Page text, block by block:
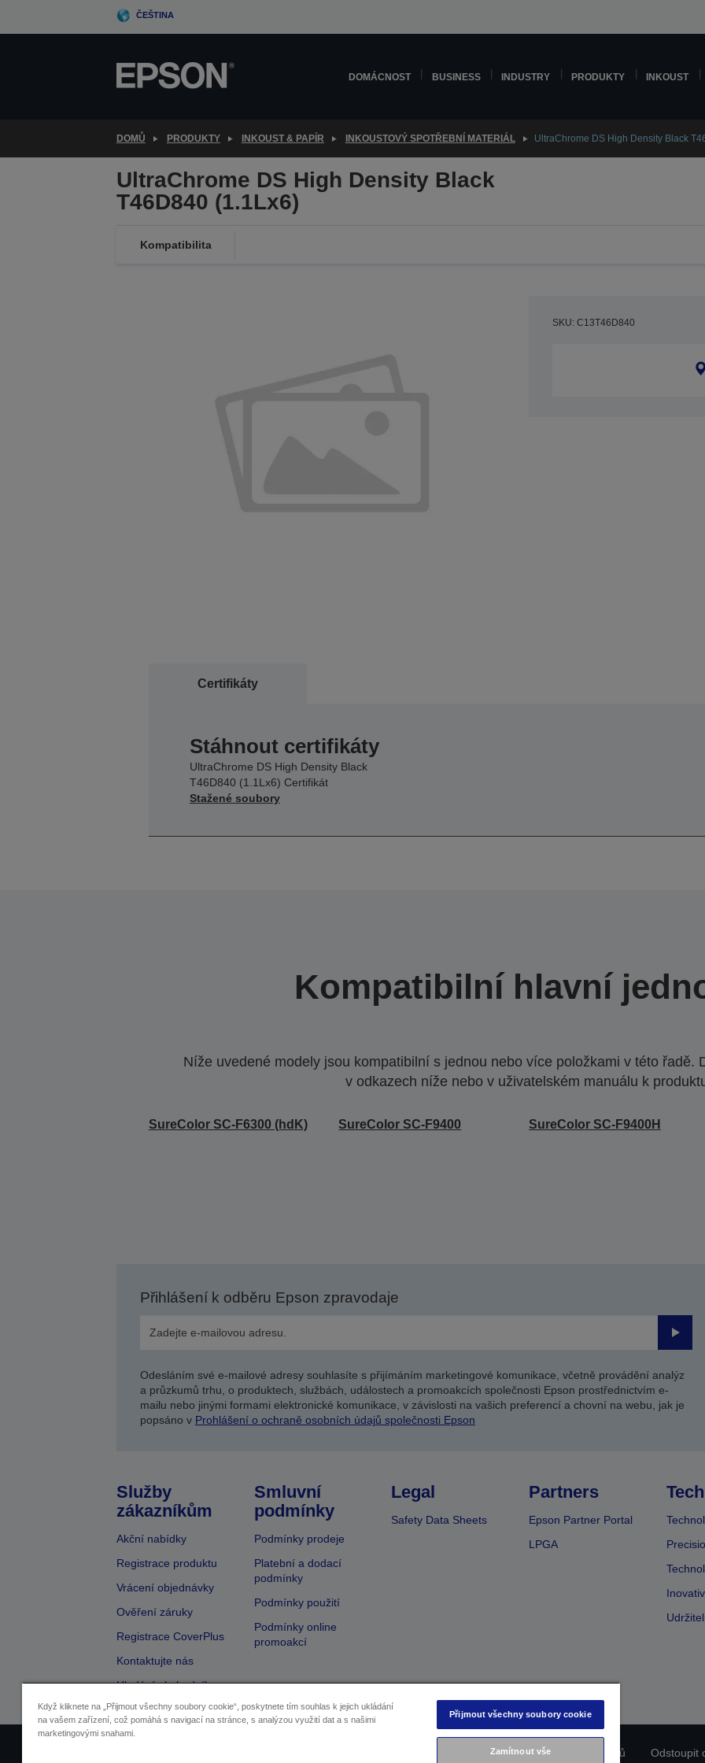
ČEŠTINA
DOMÁCNOST BUSINESS INDUSTRY PRODUKTY INKOUST
DOMŮ PRODUKTY INKOUST & PAPÍR INKOUSTOVÝ SPOTŘEBNÍ MATERIÁL UltraChrome DS High Density Black
UltraChrome DS High Density Black
T46D840 (1.1Lx6)
Kompatibilita
SKU: C13T46D840
Certifikáty
Stáhnout certifikáty
UltraChrome DS High Density Black
T46D840 (1.1Lx6) Certifikát
Stažené soubory
Kompatibilní hlavní
Níže uvedené modely jsou kompatibilní s jednou nebo více položkami v této řadě.
v odkazech níže nebo v uživatelském manuálu k
SureColor SC-F6300 (hdK) SureColor SC-F9400 SureColor SC-F9400H
Přihlášení k odběru Epson zpravodaje
Odesláním své e-mailové adresy souhlasíte s přijímáním marketingové komunikace, včetně provádění analýz
a průzkumů trhu, o produktech, službách, událostech a promoakcích společnosti Epson prostřednictvím e-
mailu nebo jinými formami elektronické komunikace, v závislosti na vašich preferencí a chovní na webu, jak je
popsáno v Prohlášení o ochraně osobních údajů společnosti Epson
Služby
zákazníkům
Akční nabídky
Registrace produktu
Vrácení objednávky
Ověření záruky
Registrace CoverPlus
Kontaktujte nás
Hledání obchodníka
Smluvní
podmínky
Podmínky prodeje
Platební a dodací
podmínky
Podmínky použití
Podmínky online
promoakcí
Legal
Safety Data Sheets
Partners
Epson Partner Portal
LPGA
Prohlášení o ochraně osobních údajů Odstoupit
Když kliknete na „Přijmout všechny soubory cookie“, poskytnete tím souhlas k jejich ukládání
na vašem zařízení, což pomáhá s navigací na stránce, s analýzou využití dat a s našimi
marketingovými snahami.
Přijmout všechny soubory cookie
Zamítnout vše